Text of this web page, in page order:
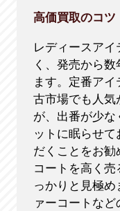
高価買取のコツ
レディースア
く、発売から
ます。定番ア
古市場でも人気
が、出番が少
ットに眠らせ
だくことをお勧
コートを高く
っかりと見極
ァーコートな